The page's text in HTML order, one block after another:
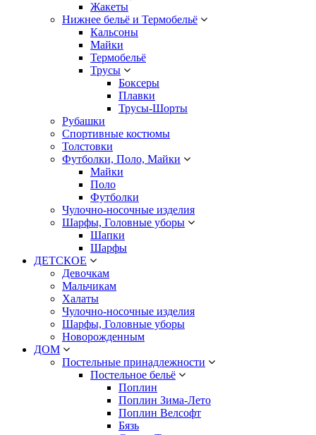
Жакеты
Нижнее бельё и Термобельё
Кальсоны
Майки
Термобельё
Трусы
Боксеры
Плавки
Трусы-Шорты
Рубашки
Спортивные костюмы
Толстовки
Футболки, Поло, Майки
Майки
Поло
Футболки
Чулочно-носочные изделия
Шарфы, Головные уборы
Шапки
Шарфы
ДЕТСКОЕ
Девочкам
Мальчикам
Халаты
Чулочно-носочные изделия
Шарфы, Головные уборы
Новорожденным
ДОМ
Постельные принадлежности
Постельное бельё
Поплин
Поплин Зима-Лето
Поплин Велсофт
Бязь